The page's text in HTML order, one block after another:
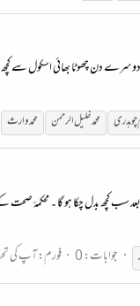
دن چھوٹا بھائی اسکول
چوہدری محمد خلیل الرحمن محمد وارث
سب کچھ بدل چکا ہو گا ۔
جوابات: 0 فورم:آپ کی